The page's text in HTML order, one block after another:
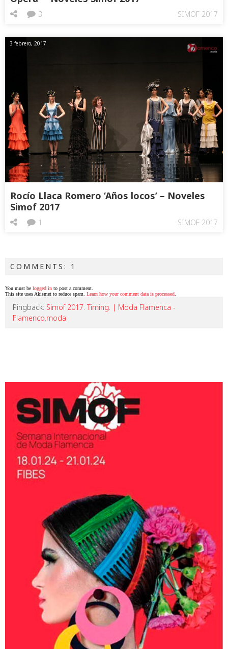
SIMOF 2017
3
3 febrero, 2017
Rocío Llaca Romero ‘Años locos’ – Noveles
Simof 2017
SIMOF 2017
1
COMMENTS: 1
You must be logged in to post a comment.
This site uses Akismet to reduce spam. Learn how your comment data is processed.
Pingback: Simof 2017. Timing. | Moda Flamenca -
Flamenco.moda